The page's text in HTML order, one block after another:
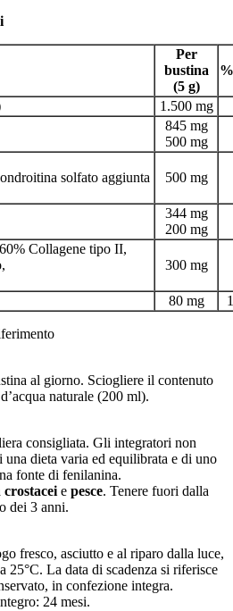
Per
bustina
(5 g)
1.500 mg
845 mg
500 mg
solfato aggiunta
500 mg
344 mg
200 mg
Collagene tipo II,
300 mg
80 mg
al giorno. Sciogliere il contenuto
naturale (200 ml).
consigliata. Gli integratori non
dieta varia ed equilibrata e di uno
fonte di fenilanina.
crostacei e pesce. Tenere fuori dalla
dei 3 anni.
fresco, asciutto e al riparo dalla luce,
25°C. La data di scadenza si riferisce
in confezione integra.
24 mesi.